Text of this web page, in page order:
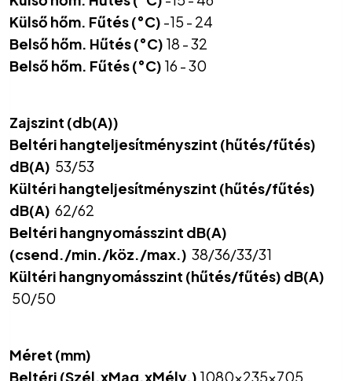
Külső hőm. Fűtés (°C) -15 - 24
Belső hőm. Hűtés (°C) 18 - 32
Belső hőm. Fűtés (°C) 16 - 30
Zajszint (db(A))
Beltéri hangteljesítményszint (hűtés/fűtés)
dB(A) 53/53
Kültéri hangteljesítményszint (hűtés/fűtés)
dB(A) 62/62
Beltéri hangnyomásszint dB(A)
(csend./min./köz./max.) 38/36/33/31
Kültéri hangnyomásszint (hűtés/fűtés) dB(A)
50/50
Méret (mm)
Beltéri (Szél.xMag.xMély.) 1080x235x705